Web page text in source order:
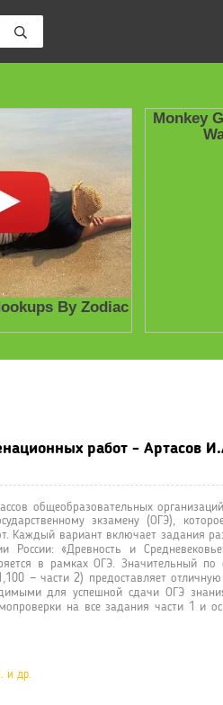
работ - Артасов
общеобразовательных
экзамену (ОГЭ),
Каждый вариант включает задания
России: «Древность и
в рамках ОГЭ. Значительный
— части 2) предоставляет
для успешной сдачи ОГЭ
на все задания части 1 и
и др.